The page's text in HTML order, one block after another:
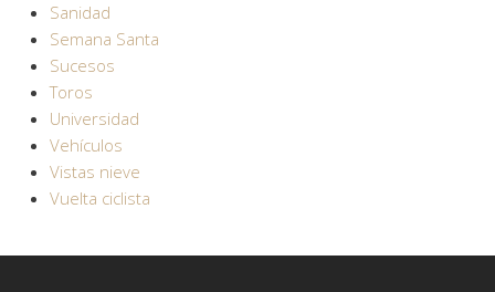
Sanidad
Semana Santa
Sucesos
Toros
Universidad
Vehículos
Vistas nieve
Vuelta ciclista